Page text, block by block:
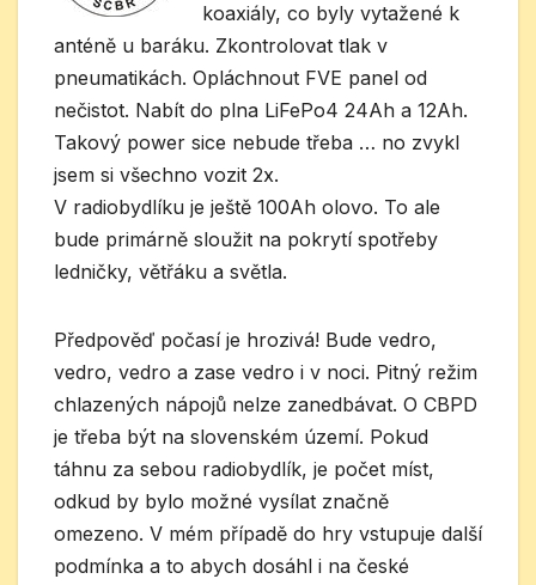
koaxiály, co byly vytažené k
anténě u baráku. Zkontrolovat tlak v
pneumatikách. Opláchnout FVE panel od
nečistot. Nabít do plna LiFePo4 24Ah a 12Ah.
Takový power sice nebude třeba … no zvykl
jsem si všechno vozit 2x.
V radiobydlíku je ještě 100Ah olovo. To ale
bude primárně sloužit na pokrytí spotřeby
ledničky, větřáku a světla.
Předpověď počasí je hrozivá! Bude vedro,
vedro, vedro a zase vedro i v noci. Pitný režim
chlazených nápojů nelze zanedbávat. O CBPD
je třeba být na slovenském území. Pokud
táhnu za sebou radiobydlík, je počet míst,
odkud by bylo možné vysílat značně
omezeno. V mém případě do hry vstupuje další
podmínka a to abych dosáhl i na české